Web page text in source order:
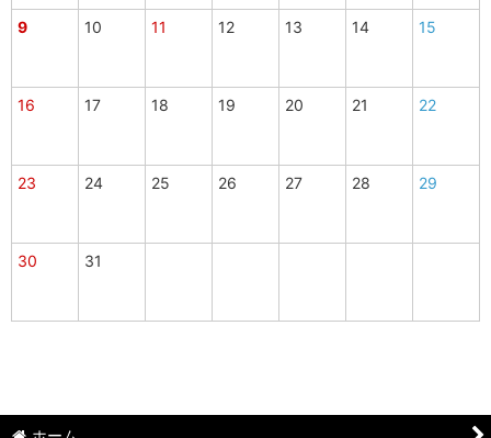
9 10 11 12 13 14 15
16 17 18 19 20 21 22
23 24 25 26 27 28 29
30 31